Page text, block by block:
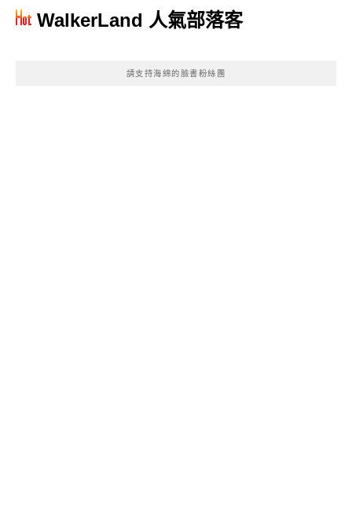
WalkerLand 人氣部落客
請支持海綿的臉書粉絲團